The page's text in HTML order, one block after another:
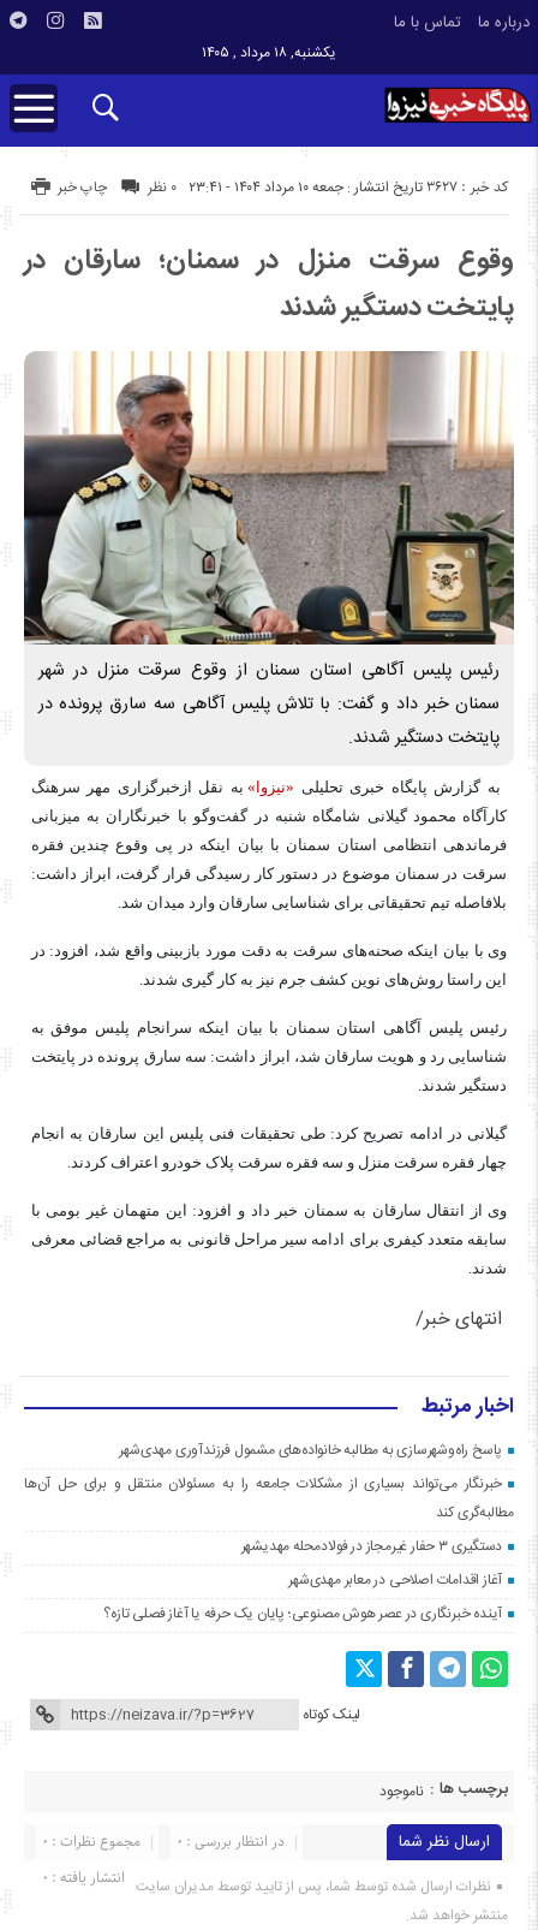
درباره ما تماس با ما
یکشنبه, ۱۸ مرداد , ۱۴۰۵
تاریخ انتشار : جمعه ۱۰ مرداد ۱۴۰۴ - ۲۳:۴۱ کد خبر : 3627 چاپ خبر ۰ نظر
وقوع سرقت منزل در سمنان؛ سارقان در
پایتخت دستگیر شدند
رئیس پلیس آگاهی استان سمنان از وقوع سرقت منزل در شهر
سمنان خبر داد و گفت: با تلاش پلیس آگاهی سه سارق پرونده در
پایتخت دستگیر شدند.
به گزارش پایگاه خبری تحلیلی «نیزوا» به نقل ازخبرگزاری مهر سرهنگ
کارآگاه محمود گیلانی شامگاه شنبه در گفت‌وگو با خبرنگاران به میزبانی
فرماندهی انتظامی استان سمنان با بیان اینکه در پی وقوع چندین فقره
سرقت در سمنان موضوع در دستور کار رسیدگی قرار گرفت، ابراز داشت:
بلافاصله تیم تحقیقاتی برای شناسایی سارقان وارد میدان شد.
وی با بیان اینکه صحنه‌های سرقت به دقت مورد بازبینی واقع شد، افزود: در
این راستا روش‌های نوین کشف جرم نیز به کار گیری شدند.
رئیس پلیس آگاهی استان سمنان با بیان اینکه سرانجام پلیس موفق به
شناسایی رد و هویت سارقان شد، ابراز داشت: سه سارق پرونده در پایتخت
دستگیر شدند.
گیلانی در ادامه تصریح کرد: طی تحقیقات فنی پلیس این سارقان به انجام
چهار فقره سرقت منزل و سه فقره سرقت پلاک خودرو اعتراف کردند.
وی از انتقال سارقان به سمنان خبر داد و افزود: این متهمان غیر بومی با
سابقه متعدد کیفری برای ادامه سیر مراحل قانونی به مراجع قضائی معرفی
شدند.
انتهای خبر/
اخبار مرتبط
پاسخ راه‌وشهرسازی به مطالبه خانواده‌های مشمول فرزندآوری مهدی‌شهر
خبرنگار می‌تواند بسیاری از مشکلات جامعه را به مسئولان منتقل و برای حل آن‌ها
مطالبه‌گری کند
دستگیری ۳ حفار غیرمجاز در فولادمحله مهدیشهر
آغاز اقدامات اصلاحی در معابر مهدی‌شهر
آینده خبرنگاری در عصر هوش مصنوعی؛ پایان یک حرفه یا آغاز فصلی تازه؟
لینک کوتاه
برچسب ها : ناموجود
ارسال نظر شما مجموع نظرات : 0
در انتظار بررسی : 0
انتشار یافته : ۰ نظرات ارسال شده توسط شما، پس از تایید توسط مدیران سایت
منتشر خواهد شد.